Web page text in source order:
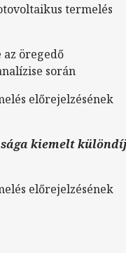
termelés
az öregedő
során
előrejelzésének
kiemelt
előrejelzésének